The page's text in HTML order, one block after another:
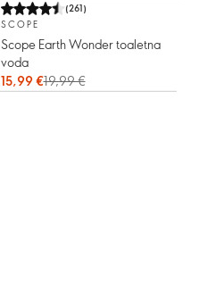
(261)
SCOPE
Scope Earth Wonder toaletna
voda
15,99 €19,99 €